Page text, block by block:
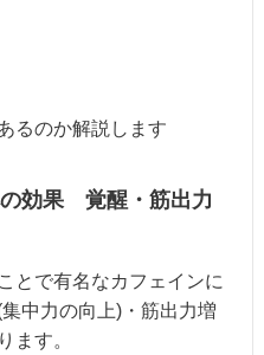
るのか解説します
効果 覚醒・筋出力
とで有名なカフェインに
中力の向上)・筋出力増
ます。